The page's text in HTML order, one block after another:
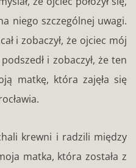
niego szczególnej uwagi.
i zobaczył, że ojciec mój
i zobaczył, że ten
matkę, która zajęła się
krewni i radzili między
matka, która została z